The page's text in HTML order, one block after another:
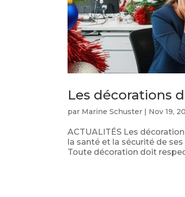
Les décorations
par Marine Schuster | Nov 19,
ACTUALITÉS Les
la santé et la sécurité de
Toute décoration doit